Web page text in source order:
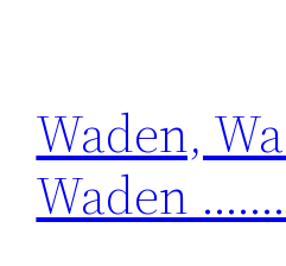
Waden,
Waden …….